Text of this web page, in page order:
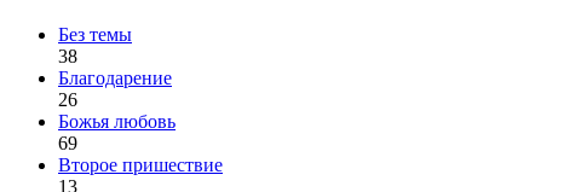
Без темы
38
Благодарение
26
Божья любовь
69
Второе пришествие
13